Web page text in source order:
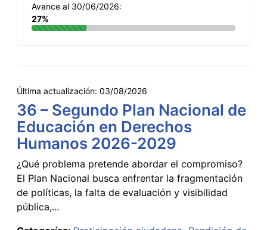
Avance al 30/06/2026:
27%
Última actualización: 03/08/2026
36 – Segundo Plan Nacional de
Educación en Derechos
Humanos 2026-2029
¿Qué problema pretende abordar el compromiso?
El Plan Nacional busca enfrentar la fragmentación
de políticas, la falta de evaluación y visibilidad
pública,...